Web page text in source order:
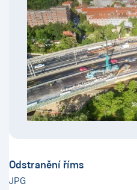
Odstranění říms
JPG